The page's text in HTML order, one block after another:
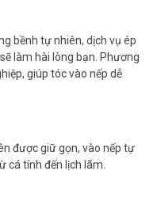
bềnh tự nhiên, dịch vụ ép
làm hài lòng bạn. Phương
giúp tóc vào nếp dễ
được giữ gọn, vào nếp tự
cá tính đến lịch lãm.